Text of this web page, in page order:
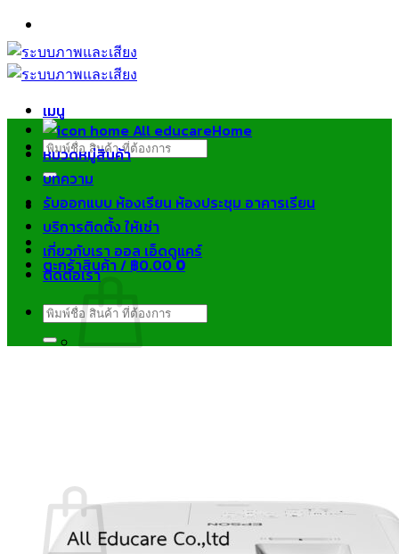
ข้าม
ไป
ยัง
เมนู
ค้นหา:
ตะกร้าสินค้า /฿0.000
Home
หมวดหมู่สินค้า
บทความ
รับออกแบบ ห้องเรียน ห้องประชุม อาคารเรียน
บริการติดตั้ง ให้เช่า
เกี่ยวกับเรา ออล เอ็ดดูแคร์
ติดต่อเรา
ค้นหา: